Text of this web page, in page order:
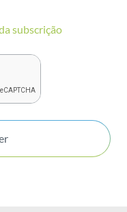
subscrição